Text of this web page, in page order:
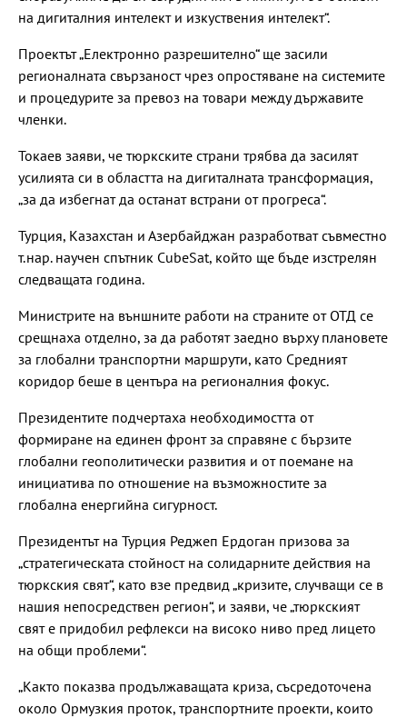
на дигиталния интелект и изкуствения интелект“.
Проектът „Електронно разрешително“ ще засили
регионалната свързаност чрез опростяване на системите
и процедурите за превоз на товари между държавите
членки.
Токаев заяви, че тюркските страни трябва да засилят
усилията си в областта на дигиталната трансформация,
„за да избегнат да останат встрани от прогреса“.
Турция, Казахстан и Азербайджан разработват съвместно
т.нар. научен спътник CubeSat, който ще бъде изстрелян
следващата година.
Министрите на външните работи на страните от ОТД се
срещнаха отделно, за да работят заедно върху плановете
за глобални транспортни маршрути, като Средният
коридор беше в центъра на регионалния фокус.
Президентите подчертаха необходимостта от
формиране на единен фронт за справяне с бързите
глобални геополитически развития и от поемане на
инициатива по отношение на възможностите за
глобална енергийна сигурност.
Президентът на Турция Реджеп Ердоган призова за
„стратегическата стойност на солидарните действия на
тюркския свят“, като взе предвид „кризите, случващи се в
нашия непосредствен регион“, и заяви, че „тюркският
свят е придобил рефлекси на високо ниво пред лицето
на общи проблеми“.
„Както показва продължаващата криза, съсредоточена
около Ормузкия проток, транспортните проекти, които